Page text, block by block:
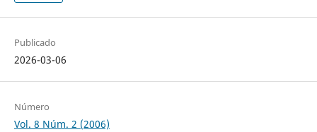
Publicado
2026-03-06
Número
Vol. 8 Núm. 2 (2006)